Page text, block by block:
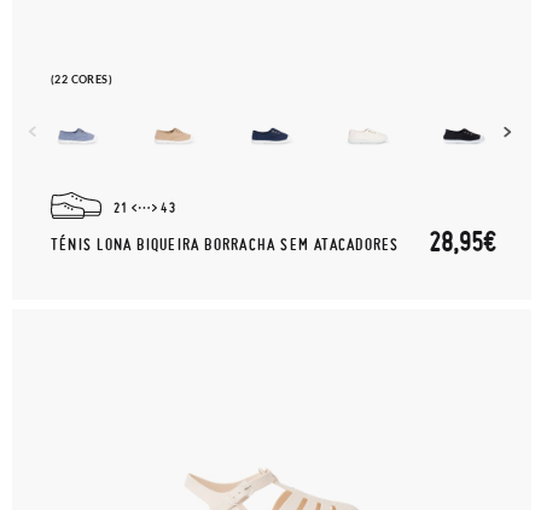
(22 CORES)
21 43
TÉNIS LONA BIQUEIRA BORRACHA SEM ATACADORES 28,95€